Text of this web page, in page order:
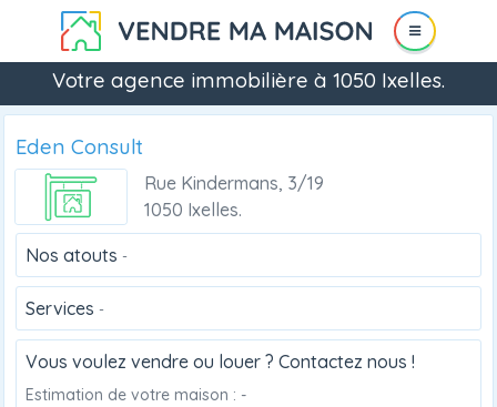
Votre agence immobilière à 1050 Ixelles.
Eden Consult
Rue Kindermans, 3/19
1050 Ixelles.
Nos atouts -
Services -
Vous voulez vendre ou louer ? Contactez nous !
Estimation de votre maison : -